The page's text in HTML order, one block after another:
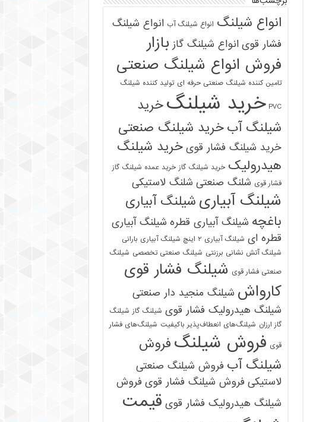
انواع شیلنگ انواع شیلنگ آب انواع شیلنگ
فشار قوی انواع شیلنگ گاز بازار
فروش انواع شیلنگ صنعتی
تامین کننده شیلنگ صنعتی حرفه ای تولید کننده شیلنگ
PVC خرید شیلنگ خرید
شیلنگ آب خرید شیلنگ صنعتی
خرید شیلنگ فشار قوی خرید شیلنگ
هیدرولیک خرید شیلنگ گاز خرید عمده شیلنگ گاز
فشار قوی شلنگ صنعتی شلنگ لاستیکی
شیلنگ آبیاری شیلنگ آبیاری
باغچه شیلنگ آبیاری قطره شیلنگ آبیاری
قطره ای شیلنگ آبیاری ۲ اینچ شیلنگ آبیاری بارانی
شیلنگ آتش نشانی برزنتی شیلنگ صنعتی تخصصی شیلنگ
صنعتی فشار قوی شیلنگ فشار قوی
کارواش شیلنگ منجید دار صنعتی
شیلنگ هیدرولیک فشار قوی شیلنگ گاز شیلنگ
گاز ارزان شیلنگ‌های انعطاف‌پذیر باکیفیت شیلنگ‌های فشار
قوی فروش شیلنگ فروش
شیلنگ آب فروش شیلنگ صنعتی
لاستیکی فروش شیلنگ فشار قوی فروش
شیلنگ هیدرولیک فشار قوی قیمت